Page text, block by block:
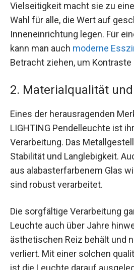
Vielseitigkeit macht sie zu
Wahl für alle, die Wert auf
Inneneinrichtung legen. Für
kann man auch moderne
Betracht ziehen, um Kontraste
2. Materialqualität
Eines der herausragenden
LIGHTING Pendelleuchte ist
Verarbeitung. Das
Stabilität und Langlebigkeit.
aus alabasterfarbenem Glas
sind robust verarbeitet.
Die sorgfältige Verarbeitung
Leuchte auch über Jahre
ästhetischen Reiz behält und
verliert. Mit einer solchen
ist die Leuchte darauf